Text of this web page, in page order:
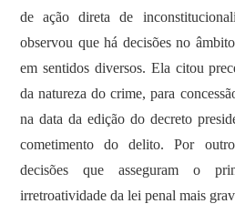
de ação direta de
observou que há decisões no
em sentidos diversos. Ela citou
da natureza do crime, para
na data da edição do decreto
cometimento do delito. Por
decisões que asseguram o
irretroatividade da lei penal mais